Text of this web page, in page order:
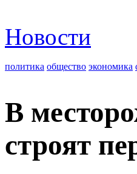
Новости
политика общество экономика
В
строят